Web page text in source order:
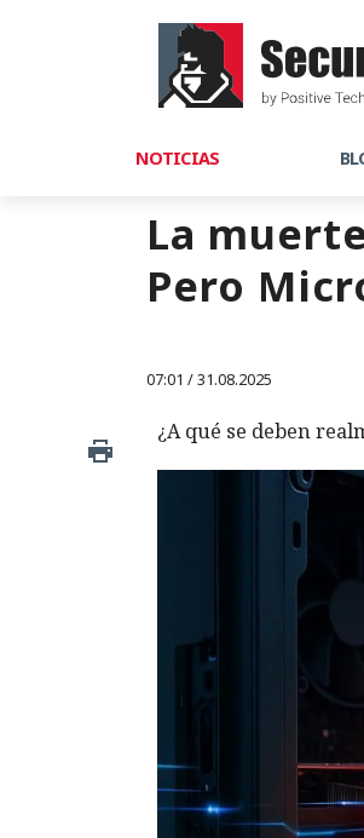
NOTICIAS
La
Pero
07:01 / 31.08.2025
¿A qué se deben